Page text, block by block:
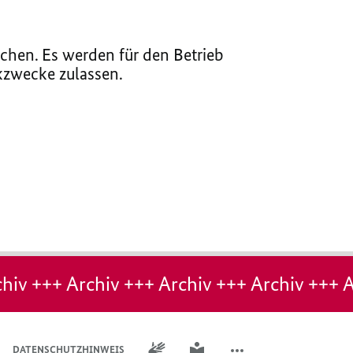
Es werden für den Betrieb
zulassen.
+++ Archiv +++ Archiv +++ Archiv
DATENSCHUTZHINWEIS GEBÄRDENSPRACHE
LEICHTE SPRACHE